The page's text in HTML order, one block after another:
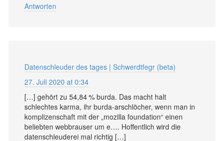
Antworten
Datenschleuder des tages | Schwerdtfegr (beta)
27. Juli 2020 at 0:34
[…] gehört zu 54,84 % burda. Das macht halt
schlechtes karma, ihr burda-arschlöcher, wenn man in
komplizenschaft mit der „mozilla foundation“ einen
beliebten webbrauser um e…. Hoffentlich wird die
datenschleuderei mal richtig […]